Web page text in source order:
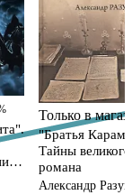
и
Только в
"Братья
Тайны великого
романа
Александр